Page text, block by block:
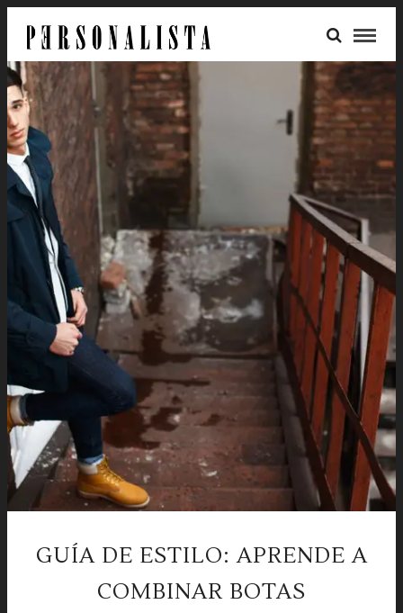
GUÍA DE ESTILO: APRENDE A
COMBINAR BOTAS